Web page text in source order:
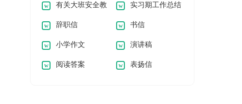
理知识点总结15篇
有关大班安全教
案模板四篇
实习期工作总结
(汇编15篇)
辞职信 书信
小学作文 演讲稿
阅读答案 表扬信